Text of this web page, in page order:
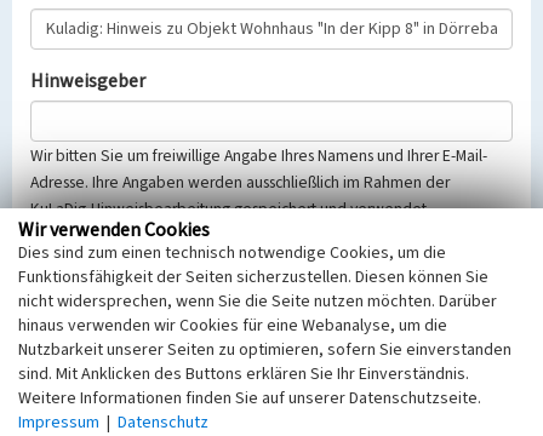
Hinweisgeber
Wir bitten Sie um freiwillige Angabe Ihres Namens und Ihrer E-Mail-
Adresse. Ihre Angaben werden ausschließlich im Rahmen der
KuLaDig-Hinweisbearbeitung gespeichert und verwendet.
Selbstverständlich werden diese entsprechend der Vorschriften des
Telemediengesetzes, des Datenschutzgesetzes NRW und der seit
dem 25.05.2018 gültigen Europäischen Datenschutzgrundverordnung
(EU-DSGVO) vertraulich behandelt, beachten Sie bitte unsere
Hinweise zumDatenschutz
Nachricht
Wir verwenden Cookies
Dies sind zum einen technisch notwendige Cookies, um die
Funktionsfähigkeit der Seiten sicherzustellen. Diesen können Sie
nicht widersprechen, wenn Sie die Seite nutzen möchten. Darüber
hinaus verwenden wir Cookies für eine Webanalyse, um die
Nutzbarkeit unserer Seiten zu optimieren, sofern Sie einverstanden
sind. Mit Anklicken des Buttons erklären Sie Ihr Einverständnis.
Weitere Informationen finden Sie auf unserer Datenschutzseite.
Impressum | Datenschutz